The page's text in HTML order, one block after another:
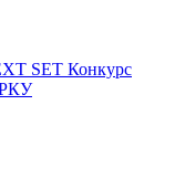
SET Конкурс